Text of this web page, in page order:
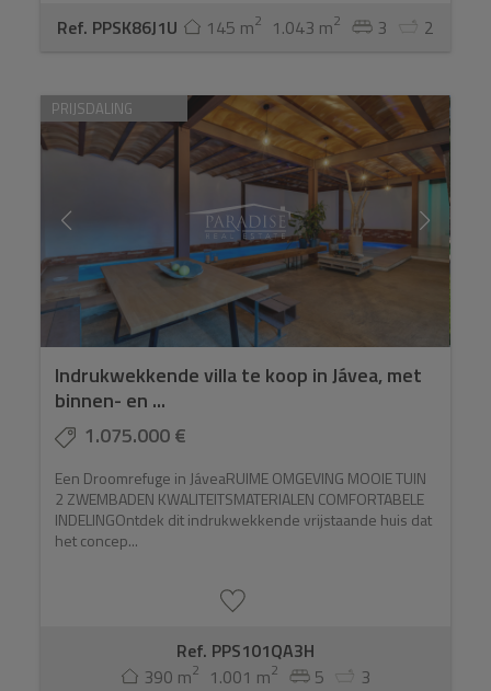
Ref. PPSK86J1U 145 m2 1.043 m2 3 2
PRIJSDALING
Indrukwekkende villa te koop in Jávea, met
binnen- en ...
1.075.000 €
Een Droomrefuge in JáveaRUIME OMGEVING MOOIE TUIN
2 ZWEMBADEN KWALITEITSMATERIALEN COMFORTABELE
INDELINGOntdek dit indrukwekkende vrijstaande huis dat
het concep...
Ref. PPS101QA3H
390 m2 1.001 m2 5 3